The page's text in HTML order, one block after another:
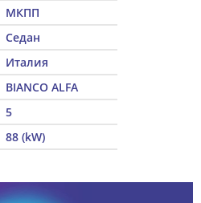
МКПП
Седан
Италия
BIANCO ALFA
5
88 (kW)